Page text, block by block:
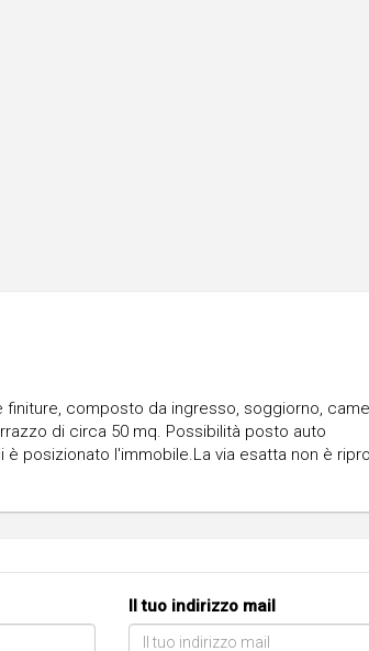
finiture, composto da ingresso, soggiorno,
di circa 50 mq. Possibilità posto auto
posizionato l'immobile.La via esatta non è
Il tuo indirizzo mail